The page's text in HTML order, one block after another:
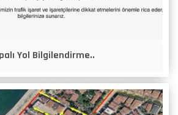
Yol Bilgilendirme..